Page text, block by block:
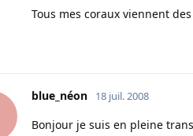
Tous mes coraux viennent
blue_néon 18 juil. 2008
Bonjour je suis en pleine